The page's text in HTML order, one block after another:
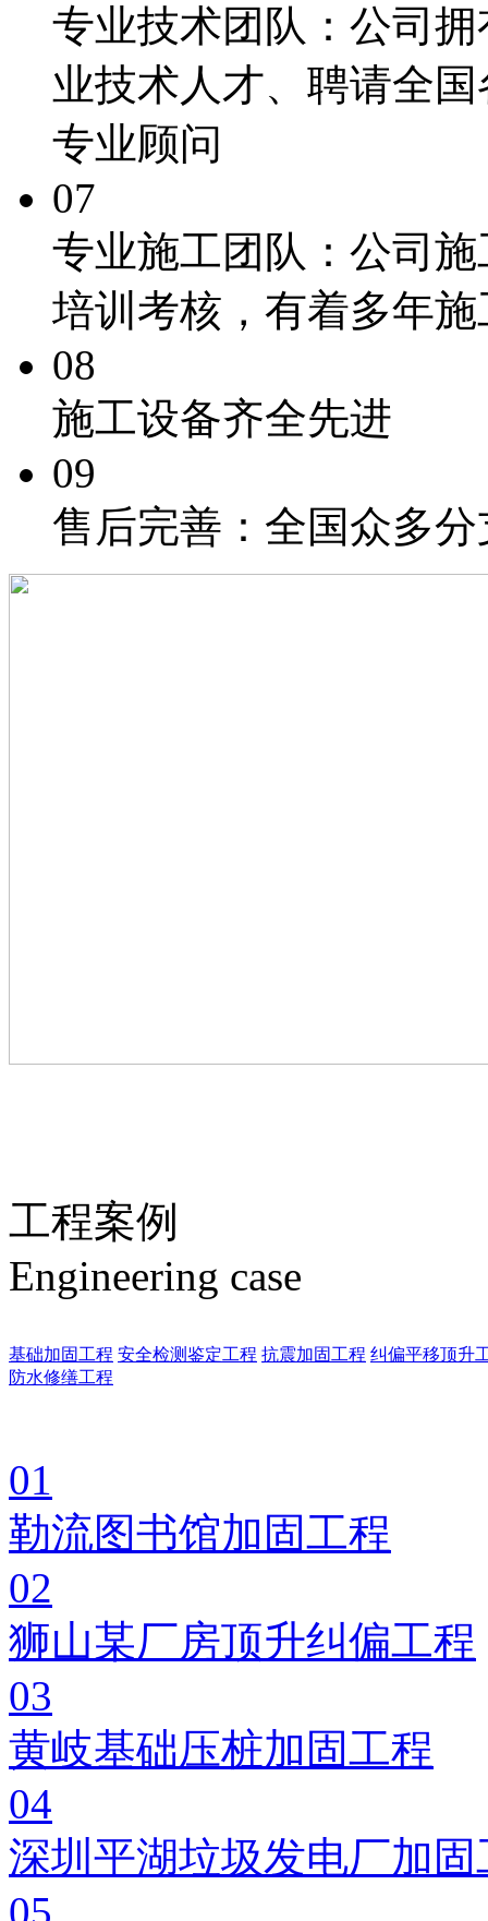
专业技术团队： 公司
业技术人才、聘请全
专业顾问
07
专业施工团队： 公司
培训考核，有着多年
08
施工设备齐全先进
09
售后完善： 全国众多
工程案例
Engineering case
基础加固工程 安全检测鉴定工程 抗震加固工程 纠偏平移顶升
防水修缮工程
01
勒流图书馆加固工程
02
狮山某厂房顶升纠偏工程
03
黄岐基础压桩加固工程
04
深圳平湖垃圾发电厂加固